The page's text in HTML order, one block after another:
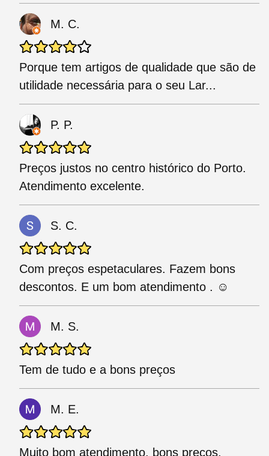
M. C.
Porque tem artigos de qualidade que são de
utilidade necessária para o seu Lar...
P. P.
Preços justos no centro histórico do Porto.
Atendimento excelente.
S. C.
Com preços espetaculares. Fazem bons
descontos. E um bom atendimento . ☺
M. S.
Tem de tudo e a bons preços
M. E.
Muito bom atendimento, bons preços,